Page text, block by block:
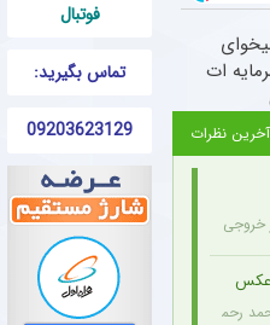
فوتبال
تماس بگیرید:
09203623129
ات
آخرین نظرات
های احتمالی باشگاه به شمار می رود.
عکس
رحمان سالاری به عنوان مشاور عالی